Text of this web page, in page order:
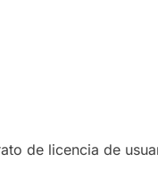
de licencia de